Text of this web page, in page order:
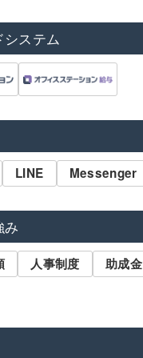
ステム
LINE Messenger
み
人事制度
助成金